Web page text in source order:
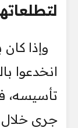
وإذا
انخدعوا
تأسيسه،
جرى